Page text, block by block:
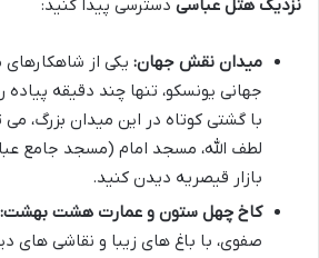
نزدیک هتل عباسی دسترسی پیدا کنید:
میدان نقش جهان: یکی از
جهانی یونسکو، تنها چند دقیقه
با گشتی کوتاه در این میدان بزرگ،
لطف الله، مسجد امام (مسجد جامع
بازار قیصریه دیدن کنید.
کاخ چهل ستون و عمارت هشت بهشت:
صفوی، با باغ های زیبا و نقاشی های